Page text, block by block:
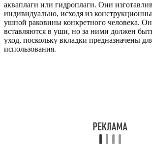
Также важно убедиться, что ушная
пластиковым крылом. В противном случае